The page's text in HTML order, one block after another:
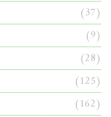
(37)
(9)
(28)
(125)
(162)